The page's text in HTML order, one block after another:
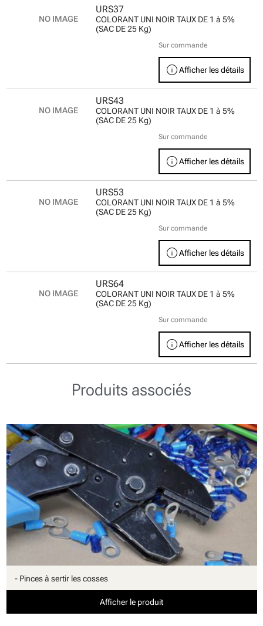
URS37
COLORANT UNI NOIR TAUX DE 1 à 5%
(SAC DE 25 Kg)
Sur commande
infoAfficher les détails
URS43
COLORANT UNI NOIR TAUX DE 1 à 5%
(SAC DE 25 Kg)
Sur commande
infoAfficher les détails
URS53
COLORANT UNI NOIR TAUX DE 1 à 5%
(SAC DE 25 Kg)
Sur commande
infoAfficher les détails
URS64
COLORANT UNI NOIR TAUX DE 1 à 5%
(SAC DE 25 Kg)
Sur commande
infoAfficher les détails
Produits associés
- Pinces à sertir les cosses
Afficher le produit